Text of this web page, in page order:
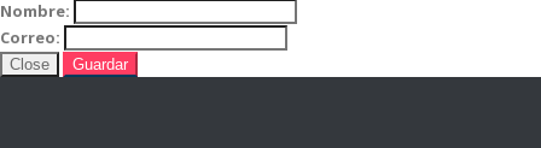
Nombre:
Correo:
Close Guardar